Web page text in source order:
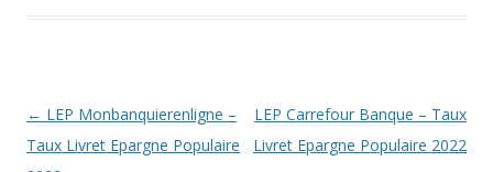
Navigation
des
← LEP Monbanquierenligne –
Taux Livret Epargne Populaire
LEP Carrefour Banque – Taux
Livret Epargne Populaire 2022